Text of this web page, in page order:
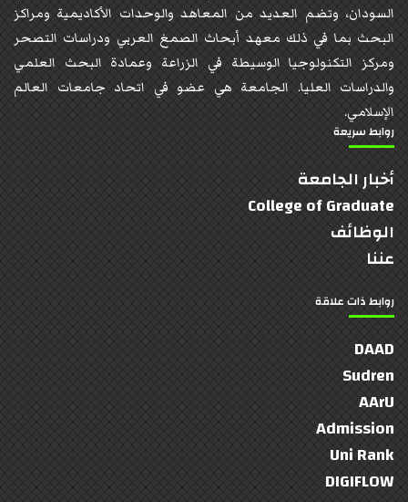
السودان، وتضم العديد من المعاهد والوحدات الأكاديمية ومراكز
البحث بما في ذلك معهد أبحاث الصمغ العربي ودراسات التصحر
ومركز التكنولوجيا الوسيطة في الزراعة وعمادة البحث العلمي
والدراسات العليا. الجامعة هي عضو في اتحاد جامعات العالم
الإسلامي.
روابط سريعة
أخبار الجامعة
College of Graduate
الوظائف
عننا
روابط ذات علاقة
DAAD
Sudren
AArU
Admission
Uni Rank
DIGIFLOW